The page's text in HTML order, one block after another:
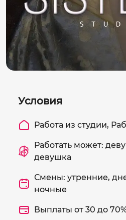
Условия
Работа из студии,
Работать может:
девушка
Смены: утренние,
ночные
Выплаты от 30 до